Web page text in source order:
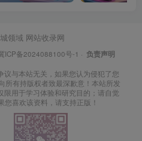
领域 网站收录网
ICP备2024088100号-1 · 负责声明
与本站无关，如果您认为侵犯了您
所有持版权者致最深歉意！本站所发
限用于学习体验和研究目的；请自觉
喜欢该资料，请支持正版！